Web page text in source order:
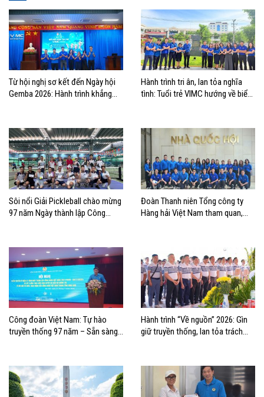
Từ hội nghị sơ kết đến Ngày hội
Gemba 2026: Hành trình khẳng
Hành trình tri ân, lan tỏa nghĩa
tình: Tuổi trẻ VIMC hướng về biển
Sôi nổi Giải Pickleball chào mừng
97 năm Ngày thành lập Công
Đoàn Thanh niên Tổng công ty
Hàng hải Việt Nam tham quan,
Công đoàn Việt Nam: Tự hào
truyền thống 97 năm – Sẵn sàng
Hành trình “Về nguồn” 2026: Gìn
giữ truyền thống, lan tỏa trách